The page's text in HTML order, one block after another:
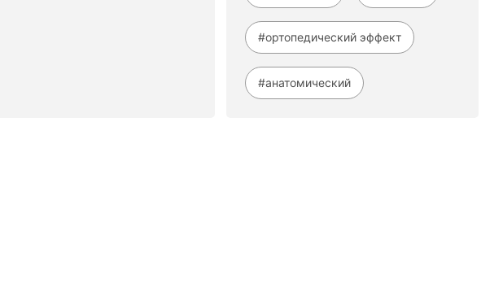
#ортопедический эффект
#анатомический